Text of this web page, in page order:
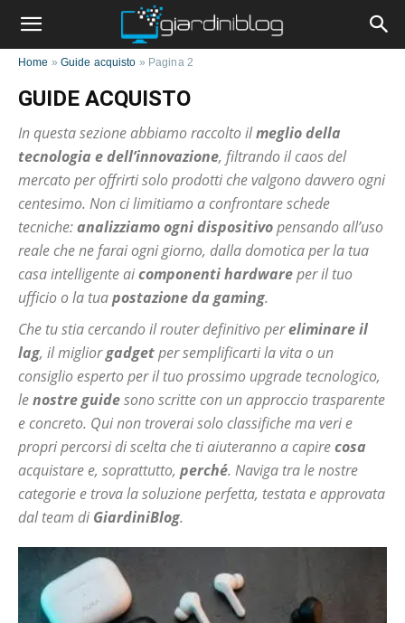
Home » Guide acquisto » Pagina 2
GUIDE ACQUISTO
In questa sezione abbiamo raccolto ilmeglio della
tecnologia e dell’innovazione, filtrando il caos del
mercato per offrirti solo prodotti che valgono davvero ogni
centesimo. Non ci limitiamo a confrontare schede
tecniche:analizziamo ogni dispositivopensando all’uso
reale che ne farai ogni giorno, dalla domotica per la tua
casa intelligente aicomponenti hardwareper il tuo
ufficio o la tuapostazione da gaming.
Che tu stia cercando il router definitivo pereliminare il
lag, il migliorgadgetper semplificarti la vita o un
consiglio esperto per il tuo prossimo upgrade tecnologico,
lenostre guidesono scritte con un approccio trasparente
e concreto. Qui non troverai solo classifiche ma veri e
propri percorsi di scelta che ti aiuteranno a capirecosa
acquistare e, soprattutto, perché. Naviga tra le nostre
categorie e trova la soluzione perfetta, testata e approvata
dal team di GiardiniBlog.